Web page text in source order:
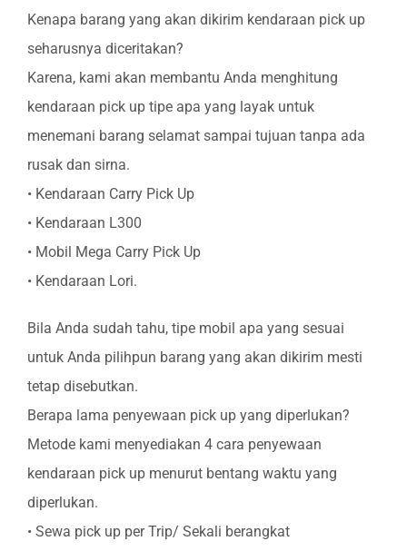
Kenapa barang yang akan dikirim kendaraan pick up
seharusnya diceritakan?
Karena, kami akan membantu Anda menghitung
kendaraan pick up tipe apa yang layak untuk
menemani barang selamat sampai tujuan tanpa ada
rusak dan sirna.
• Kendaraan Carry Pick Up
• Kendaraan L300
• Mobil Mega Carry Pick Up
• Kendaraan Lori.
Bila Anda sudah tahu, tipe mobil apa yang sesuai
untuk Anda pilihpun barang yang akan dikirim mesti
tetap disebutkan.
Berapa lama penyewaan pick up yang diperlukan?
Metode kami menyediakan 4 cara penyewaan
kendaraan pick up menurut bentang waktu yang
diperlukan.
• Sewa pick up per Trip/ Sekali berangkat